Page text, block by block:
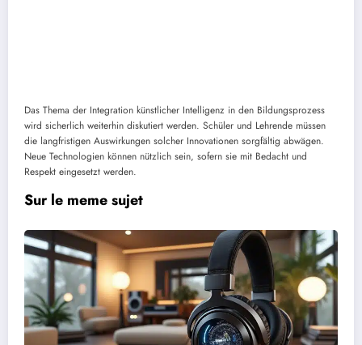
Das Thema der Integration künstlicher Intelligenz in den Bildungsprozess
wird sicherlich weiterhin diskutiert werden. Schüler und Lehrende müssen
die langfristigen Auswirkungen solcher Innovationen sorgfältig abwägen.
Neue Technologien können nützlich sein, sofern sie mit Bedacht und
Respekt eingesetzt werden.
Sur le meme sujet